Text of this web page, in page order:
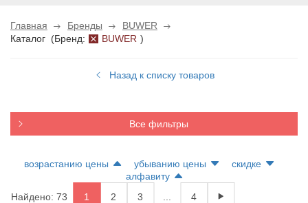
Главная Бренды
BUWER
Каталог (Бренд: BUWER )
Назад к списку товаров
Все фильтры
возрастанию цены убыванию цены
скидке
алфавиту
Найдено: 73
1 2 3 4